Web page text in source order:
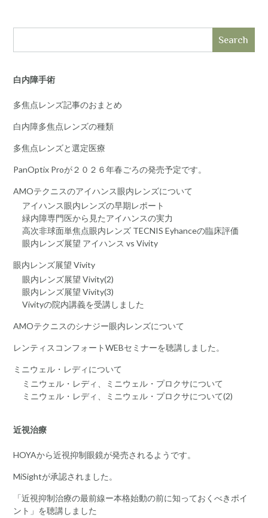
Search
白内障手術
多焦点レンズ記事のおまとめ
白内障多焦点レンズの種類
多焦点レンズと選定医療
PanOptix Proが２０２６年春ごろの発売予定です。
AMOテクニスのアイハンス眼内レンズについて
アイハンス眼内レンズの早期レポート
緑内障専門医から見たアイハンスの実力
高次非球面単焦点眼内レンズ TECNIS Eyhanceの臨床評価
眼内レンズ展望 アイハンス vs Vivity
眼内レンズ展望 Vivity
眼内レンズ展望 Vivity(2)
眼内レンズ展望 Vivity(3)
Vivityの院内講義を受講しました
AMOテクニスのシナジー眼内レンズについて
レンティスコンフォートWEBセミナーを聴講しました。
ミニウェル・レディについて
ミニウェル・レディ、ミニウェル・プロクサについて
ミニウェル・レディ、ミニウェル・プロクサについて(2)
近視治療
HOYAから近視抑制眼鏡が発売されるようです。
MiSightが承認されました。
「近視抑制治療の最前線ー本格始動の前に知っておくべきポイ
ント」を聴講しました